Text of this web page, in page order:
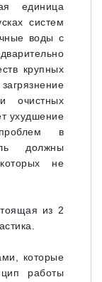
единица
систем
воды с
крупных
очистных
ухудшение
в
должны
не
из 2
которые
работы